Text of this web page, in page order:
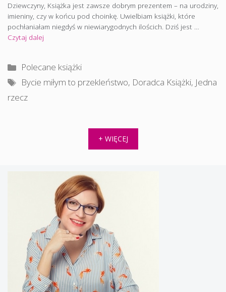
Dziewczyny, Książka jest zawsze dobrym prezentem – na urodziny,
imieniny, czy w końcu pod choinkę. Uwielbiam książki, które
pochłaniałam niegdyś w niewiarygodnych ilościch. Dziś jest …
Czytaj dalej
Kategorie
Polecane książki
Tagi
Bycie miłym to przekleństwo, Doradca Książki, Jedna
rzecz
+ WIĘCEJ